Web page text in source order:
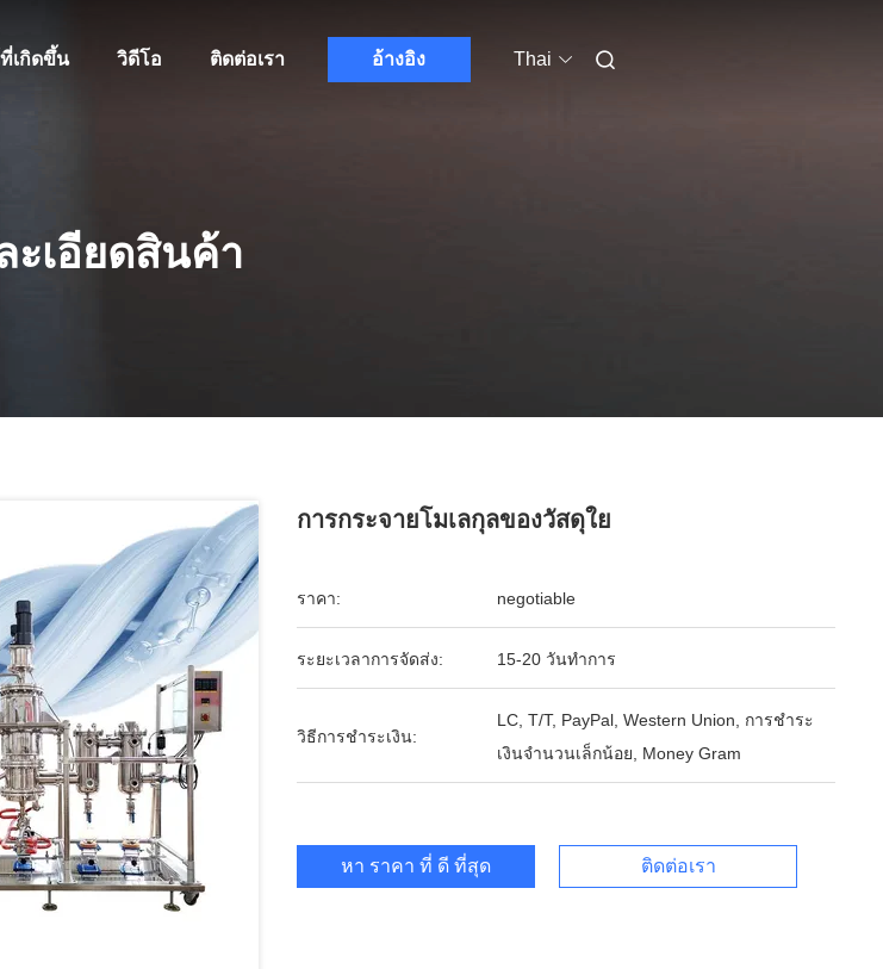
เกิดขึ้น วิดีโอ ติดต่อเรา อ้างอิง Thai
ะเอียดสินค้า
การกระจายโมเลกุลของวัสดุใย
ราคา: negotiable
ระยะเวลาการจัดส่ง: 15-20 วันทำการ
วิธีการชำระเงิน:
LC, T/T, PayPal, Western Union, การชำระ
เงินจำนวนเล็กน้อย, Money Gram
หา ราคา ที่ ดี ที่สุด ติดต่อเรา